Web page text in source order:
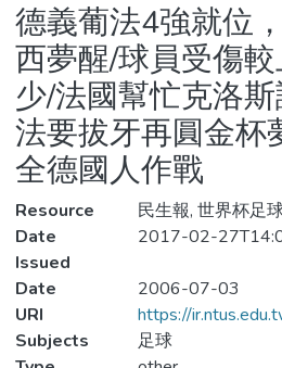
Statistics
德義葡法4強就位
西夢醒/球員受傷
少/法國幫忙克洛
法要拔牙再圓金杯
全德國人作戰
Resource
民生報, 世界杯足
Date
Issued
2017-02-
Date
2006-07-03
URI
https://
Subjects
足球